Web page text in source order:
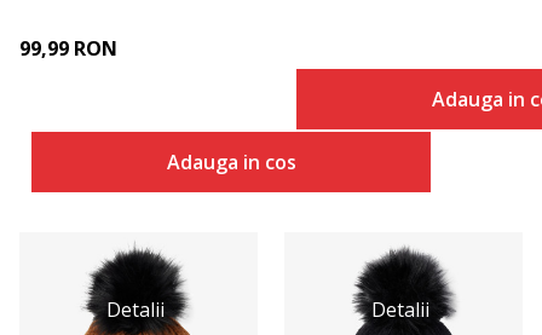
99,99 RON
Adauga in cos
Adauga in
Detalii
Detalii